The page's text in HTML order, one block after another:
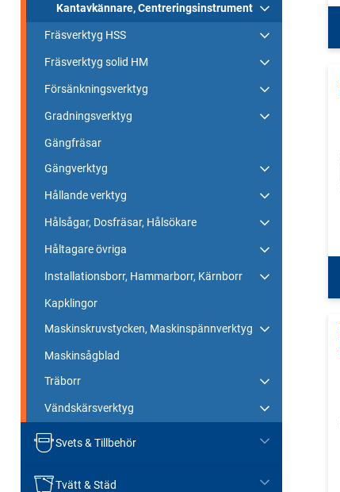
Kantavkännare, Centreringsinstrument
Fräsverktyg HSS
Fräsverktyg solid HM
Försänkningsverktyg
Gradningsverktyg
Gängfräsar
Gängverktyg
Hållande verktyg
Hålsågar, Dosfräsar, Hålsökare
Håltagare övriga
Installationsborr, Hammarborr, Kärnborr
Kapklingor
Maskinskruvstycken, Maskinspännverktyg
Maskinsågblad
Träborr
Vändskärsverktyg
Svets & Tillbehör
Tvätt & Städ